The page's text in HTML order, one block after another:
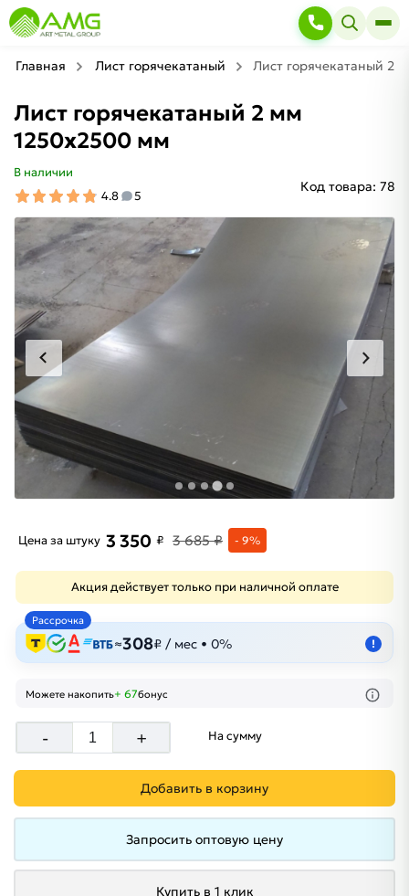
Главная Лист горячекатаный Лист горячекатаный 2
Лист горячекатаный 2 мм
1250х2500 мм
В наличии
4.8
5
Код товара: 78
Цена за штуку 3 350 ₽ 3 685 ₽ - 9%
Акция действует только при наличной оплате
Рассрочка
≈308₽ / мес • 0% !
Можете накопить+ 67бонус
- + На сумму
Добавить в корзину
Запросить оптовую цену
Купить в 1 клик